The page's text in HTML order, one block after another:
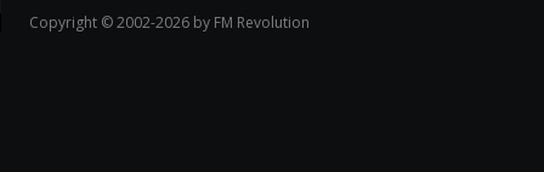
Copyright © 2002-2026 by FM Revolution